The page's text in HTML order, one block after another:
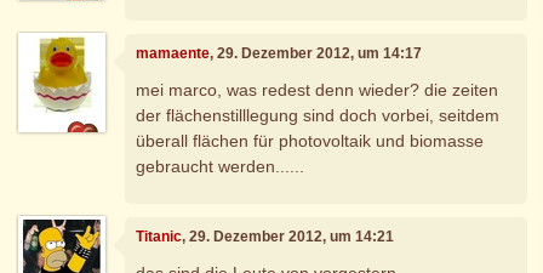
mamaente, 29. Dezember 2012, um 14:17
mei marco, was redest denn wieder? die zeiten
der flächenstilllegung sind doch vorbei, seitdem
überall flächen für photovoltaik und biomasse
gebraucht werden......
Titanic, 29. Dezember 2012, um 14:21